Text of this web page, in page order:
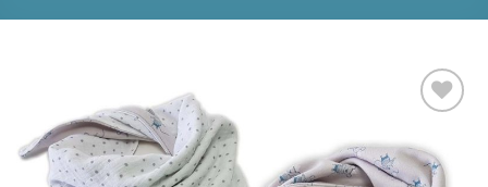
Wunschliste